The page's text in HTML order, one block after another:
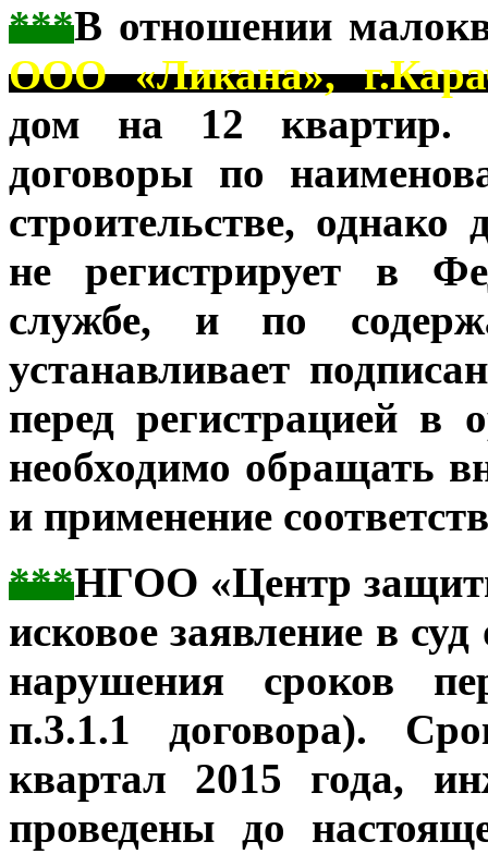
***В отношении
ООО «Ликана»,
дом на 12 квартир.
договоры по
строительстве,
не регистрирует в
службе, и по
устанавливает
перед регистрацией
необходимо обращать
и применение
***НГОО «Центр
исковое заявление в
нарушения сроков
п.3.1.1 договора).
квартал 2015 года,
проведены до